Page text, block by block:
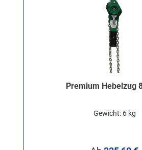
Premium Hebelzug
Gewicht: 6 kg